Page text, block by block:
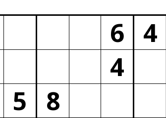
6 4
4
5
8